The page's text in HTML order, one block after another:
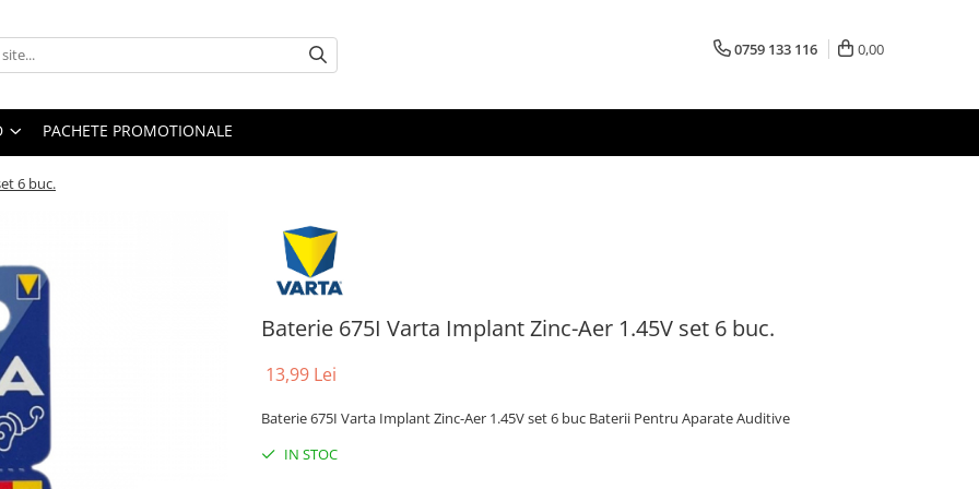
0759 133 116 0,00
PACHETE PROMOTIONALE
6 buc.
Baterie 675I Varta Implant Zinc-Aer 1.45V set 6 buc.
13,99 Lei
Baterie 675I Varta Implant Zinc-Aer 1.45V set 6 buc Baterii Pentru Aparate Auditive
IN STOC